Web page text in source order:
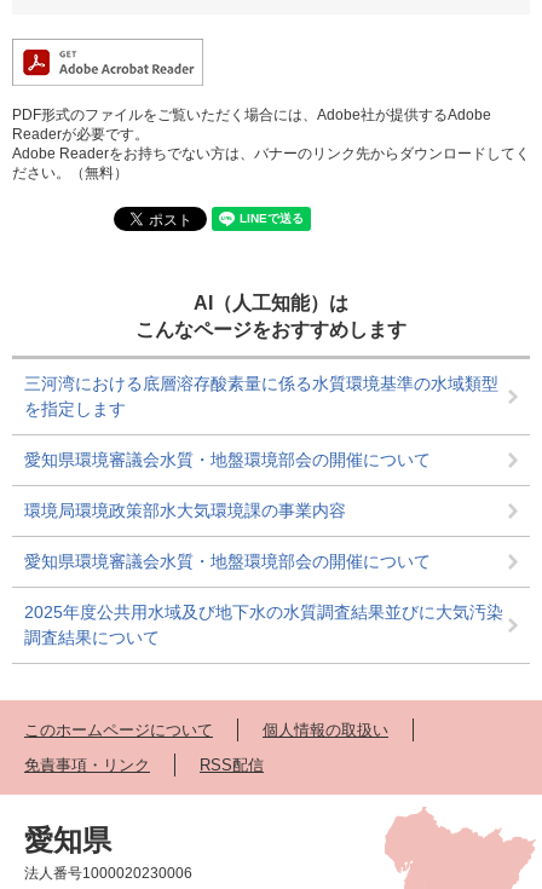
PDF形式のファイルをご覧いただく場合には、Adobe社が提供するAdobe
Readerが必要です。
Adobe Readerをお持ちでない方は、バナーのリンク先からダウンロードしてく
ださい。（無料）
AI（人工知能）は
こんなページをおすすめします
三河湾における底層溶存酸素量に係る水質環境基準の水域類型
を指定します
愛知県環境審議会水質・地盤環境部会の開催について
環境局環境政策部水大気環境課の事業内容
愛知県環境審議会水質・地盤環境部会の開催について
2025年度公共用水域及び地下水の水質調査結果並びに大気汚染
調査結果について
このホームページについて
個人情報の取扱い
免責事項・リンク
RSS配信
愛知県
法人番号1000020230006